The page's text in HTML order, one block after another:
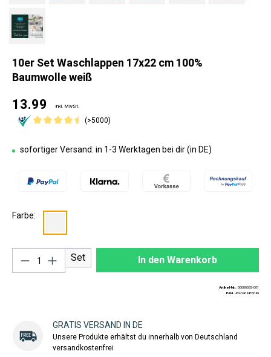
10er Set Waschlappen 17x22 cm 100%
Baumwolle weiß
13.99 inkl. MwSt.
(>5000)
sofortiger Versand: in 1-3 Werktagen bei dir (in DE)
Farbe:
Produkt Anzahl: Gib den gewünschten
Set In den Warenkorb
Artikel-Nr.: 00000033-001
EAN: 4260408425089
GRATIS VERSAND IN DE
Unsere Produkte erhältst du innerhalb von Deutschland
versandkostenfrei